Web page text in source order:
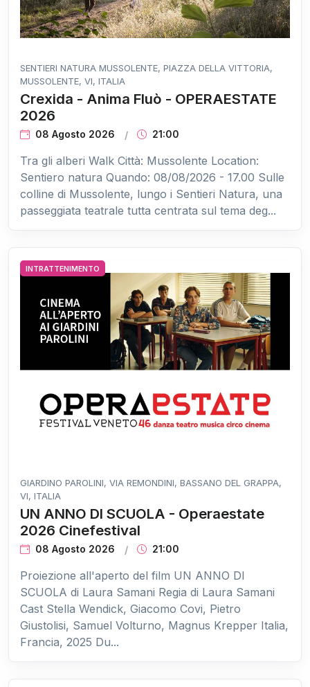
SENTIERI NATURA MUSSOLENTE, PIAZZA DELLA VITTORIA,
MUSSOLENTE, VI, ITALIA
Crexida - Anima Fluò - OPERAESTATE
2026
08 Agosto 2026 21:00
Tra gli alberi Walk Città: Mussolente Location:
Sentiero natura Quando: 08/08/2026 - 17.00 Sulle
colline di Mussolente, lungo i Sentieri Natura, una
passeggiata teatrale tutta centrata sul tema deg...
INTRATTENIMENTO
GIARDINO PAROLINI, VIA REMONDINI, BASSANO DEL GRAPPA,
VI, ITALIA
UN ANNO DI SCUOLA - Operaestate
2026 Cinefestival
08 Agosto 2026 21:00
Proiezione all'aperto del film UN ANNO DI
SCUOLA di Laura Samani Regia di Laura Samani
Cast Stella Wendick, Giacomo Covi, Pietro
Giustolisi, Samuel Volturno, Magnus Krepper Italia,
Francia, 2025 Du...